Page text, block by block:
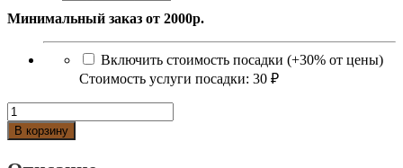
Минимальный заказ от 2000р.
Включить стоимость посадки (+30% от цены)
Стоимость услуги посадки: 30 ₽
Количество
Рябина
Ликерная
В корзину